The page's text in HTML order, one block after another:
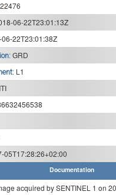
22476
06-22T23:01:13Z
22T23:01:38Z
GRD
L1
05T17:28:26+02:00
Documentation
acquired by SENTINEL 1 on